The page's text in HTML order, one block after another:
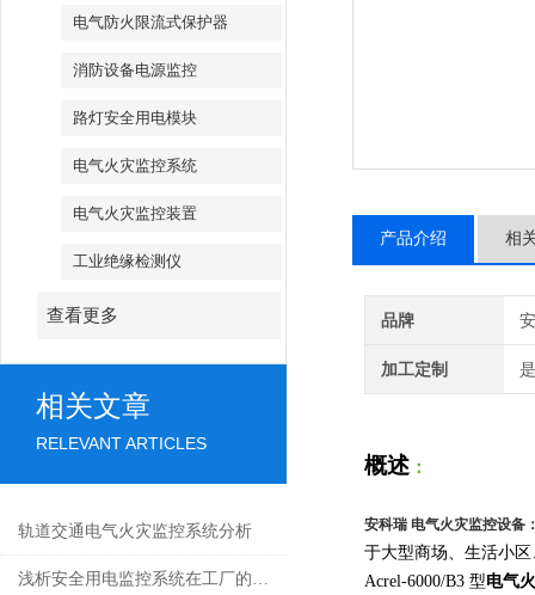
电气防火限流式保护器
消防设备电源监控
路灯安全用电模块
电气火灾监控系统
电气火灾监控装置
工业绝缘检测仪
查看更多
相关文章
RELEVANT ARTICLES
轨道交通电气火灾监控系统分析
浅析安全用电监控系统在工厂的研究与应用论述
产品介绍 相
品牌
加工定制 是
概述 ：
安科瑞 电气火灾监控设备
于大型商场、生活小
Acrel-6000/B3 型电气